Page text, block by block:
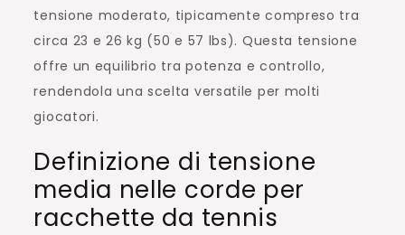
tensione moderato, tipicamente compreso tra
circa 23 e 26 kg (50 e 57 lbs). Questa tensione
offre un equilibrio tra potenza e controllo,
rendendola una scelta versatile per molti
giocatori.
Definizione di tensione
media nelle corde per
racchette da tennis